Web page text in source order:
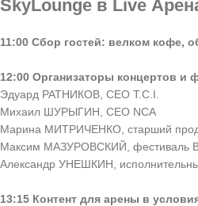
SkyLounge в Live
11:00 Сбор гостей: велком кофе,
12:00 Организаторы концертов и
Эдуард РАТНИКОВ, СЕО T.C.I.
Михаил ШУРЫГИН, CEO NCA
Марина МИТРИЧЕНКО, старший
Максим МАЗУРОВСКИЙ, фестиваль
Александр УНЕШКИН,
13:15 Контент для арены в